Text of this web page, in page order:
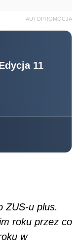
AUTOPROMOCJA
11
ZUS-u plus.
roku przez co
w